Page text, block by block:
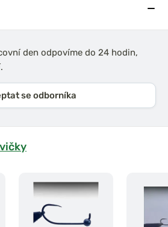
den odpovíme do 24 hodin,
se odborníka